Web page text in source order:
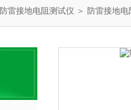
防雷接地电阻测试仪 ＞ 防雷接地